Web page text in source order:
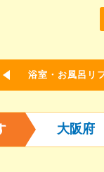
浴室・お風呂リ
大阪府